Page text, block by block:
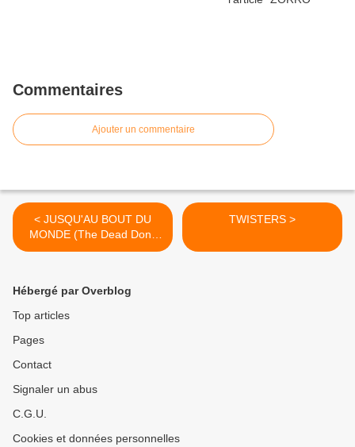
Commentaires
Ajouter un commentaire
< JUSQU'AU BOUT DU
MONDE (The Dead Don't
Hurt)
TWISTERS >
Hébergé par Overblog
Top articles
Pages
Contact
Signaler un abus
C.G.U.
Cookies et données personnelles